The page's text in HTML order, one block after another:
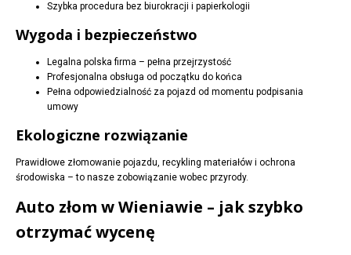
Szybka procedura bez biurokracji i papierkologii
Wygoda i bezpieczeństwo
Legalna polska firma – pełna przejrzystość
Profesjonalna obsługa od początku do końca
Pełna odpowiedzialność za pojazd od momentu podpisania
umowy
Ekologiczne rozwiązanie
Prawidłowe złomowanie pojazdu, recykling materiałów i ochrona
środowiska – to nasze zobowiązanie wobec przyrody.
Auto złom w Wieniawie – jak szybko
otrzymać wycenę